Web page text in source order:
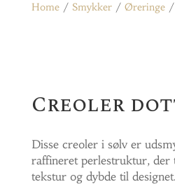
Home/ Smykker/ Øreringe/
Creoler
Disse creoler i sølv er
raffineret perlestruktur, der
tekstur og dybde til